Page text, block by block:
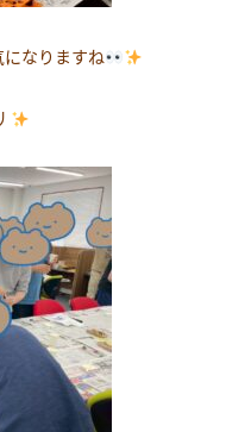
なりますね